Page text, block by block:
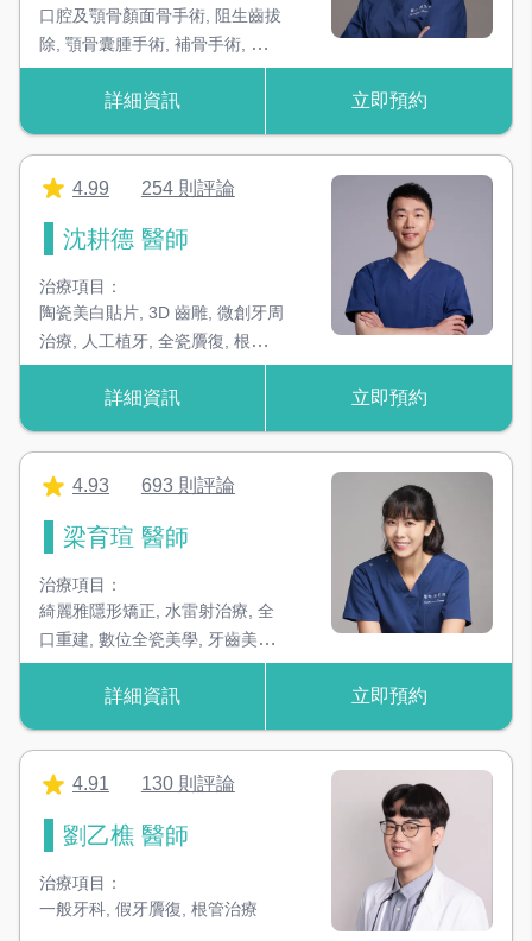
口腔及顎骨顏面骨手術 阻生齒拔
除 顎骨囊腫手術 補骨手術
口內
軟組織移植手術,全口重建植牙,
正顎及削骨手術,客製化臉部植入
諮詢,唇整形手術,上唇定位術,醫
美治療
詳細資訊 立即預約
4.99 254 則評論
沈耕德 醫師
治療項目：
陶瓷美白貼片, 3D 齒雕, 微創牙周
治療, 人工植牙, 全瓷贗復, 根管治
療,微創數位植牙,美學假牙贋復
詳細資訊 立即預約
4.93 693 則評論
梁育瑄 醫師
治療項目：
綺麗雅隱形矯正
水雷射治療 全
口重建 數位全瓷美學 牙齒美白
兒童MRC口呼吸治療,兒童門診,
假牙補綴,活動假牙
詳細資訊 立即預約
4.91 130 則評論
劉乙樵 醫師
治療項目：
一般牙科 假牙贗復 根管治療